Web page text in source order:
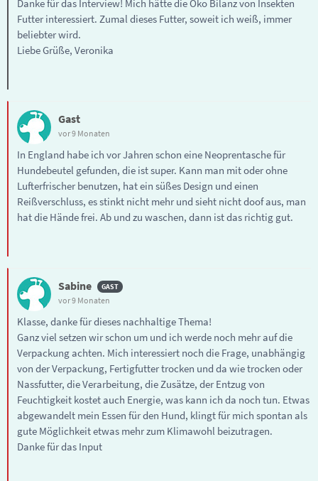
Danke für das Interview! Mich hätte die Öko Bilanz von Insekten
Futter interessiert. Zumal dieses Futter, soweit ich weiß, immer
beliebter wird.
Liebe Grüße, Veronika
Gast
vor 9 Monaten
In England habe ich vor Jahren schon eine Neoprentasche für
Hundebeutel gefunden, die ist super. Kann man mit oder ohne
Lufterfrischer benutzen, hat ein süßes Design und einen
Reißverschluss, es stinkt nicht mehr und sieht nicht doof aus, man
hat die Hände frei. Ab und zu waschen, dann ist das richtig gut.
Sabine
vor 9 Monaten
Klasse, danke für dieses nachhaltige Thema!
Ganz viel setzen wir schon um und ich werde noch mehr auf die
Verpackung achten. Mich interessiert noch die Frage, unabhängig
von der Verpackung, Fertigfutter trocken und da wie trocken oder
Nassfutter, die Verarbeitung, die Zusätze, der Entzug von
Feuchtigkeit kostet auch Energie, was kann ich da noch tun. Etwas
abgewandelt mein Essen für den Hund, klingt für mich spontan als
gute Möglichkeit etwas mehr zum Klimawohl beizutragen.
Danke für das Input